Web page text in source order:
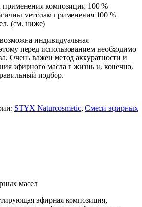
применения композиции 100 %
методам применения 100 %
(см. ниже)
возможна индивидуальная
перед использованием необходимо
Очень важен метод аккуратности и
эфирного масла в жизнь и, конечно,
подбор.
STYX Naturcosmetic, Смеси эфирных
масел
эфирная композиция,